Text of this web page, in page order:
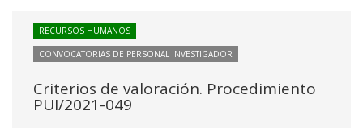
RECURSOS HUMANOS
CONVOCATORIAS DE PERSONAL INVESTIGADOR
Criterios de valoración. Procedimiento
PUI/2021-049